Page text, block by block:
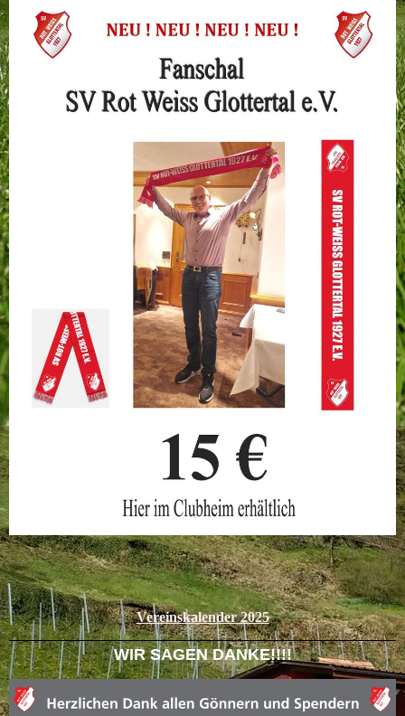
Vereinskalender 2025
WIR SAGEN DANKE!!!!